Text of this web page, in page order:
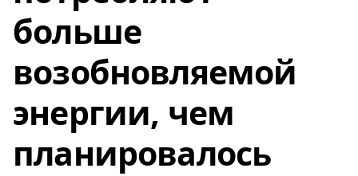
больше
возобновляемой
энергии, чем
планировалось